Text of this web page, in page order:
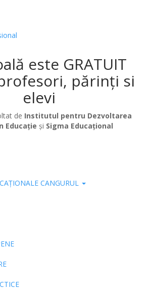
este GRATUIT
părinți si
elevi
de Institutul pentru Dezvoltarea
Educație și Sigma Educațional
CANGURUL